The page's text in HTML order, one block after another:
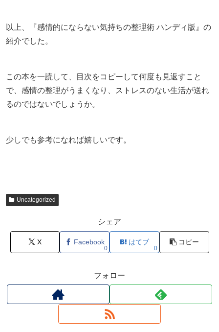
以上、『感情的にならない気持ちの整理術 ハンディ版』の
紹介でした。
この本を一読して、目次をコピーして何度も見返すこと
で、感情の整理がうまくなり、ストレスのない生活が送れ
るのではないでしょうか。
少しでも参考になれば嬉しいです。
Uncategorized
シェア
X Facebook
0
はてブ
0
コピー
フォロー